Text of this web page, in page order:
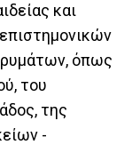
και
όπως
του
της
-